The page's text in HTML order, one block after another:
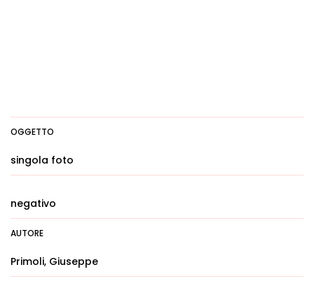
OGGETTO
singola foto
negativo
AUTORE
Primoli, Giuseppe